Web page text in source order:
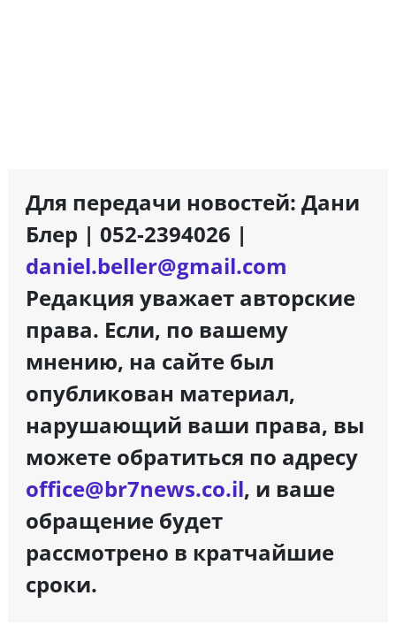
Для передачи новостей: Дани
Блер | 052-2394026 |
daniel.beller@gmail.com
Редакция уважает авторские
права. Если, по вашему
мнению, на сайте был
опубликован материал,
нарушающий ваши права, вы
можете обратиться по адресу
office@br7news.co.il, и ваше
обращение будет
рассмотрено в кратчайшие
сроки.